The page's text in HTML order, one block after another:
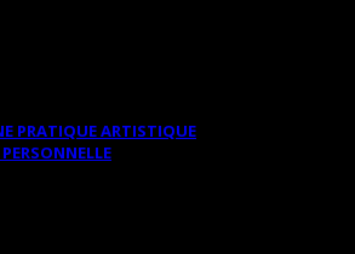
PRATIQUE ARTISTIQUE